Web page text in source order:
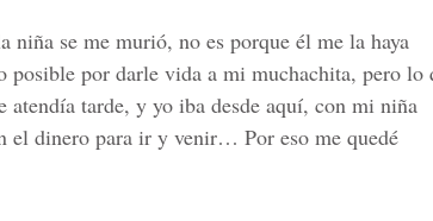
se me murió, no es porque él me la haya
por darle vida a mi muchachita, pero lo
atendía tarde, y yo iba desde aquí, con mi niña
el dinero para ir y venir… Por eso me quedé